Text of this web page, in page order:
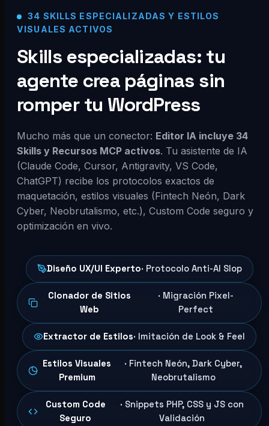
34 SKILLS ESPECIALIZADAS Y ESTILOS
VISUALES ACTIVOS
Skills especializadas: tu
agente crea páginas sin
romper tu WordPress
Mucho más que un conector: Editor IA incluye 34
Skills y Recursos MCP activos. Tu asistente de IA
(Claude Code, Cursor, Antigravity, VS Code,
ChatGPT) recibe los protocolos exactos de
maquetación, estilos visuales (Fintech Neón, Dark
Cyber, Neobrutalismo, etc.), Custom Code seguro y
optimización en vivo.
Diseño UX/UI Experto· Protocolo Anti-AI Slop
Clonador de Sitios
Web
· Migración Pixel-
Perfect
Extractor de Estilos· Imitación de Look & Feel
Estilos Visuales
Premium
· Fintech Neón, Dark Cyber,
Neobrutalismo
Custom Code
Seguro
· Snippets PHP, CSS y JS con
Validación